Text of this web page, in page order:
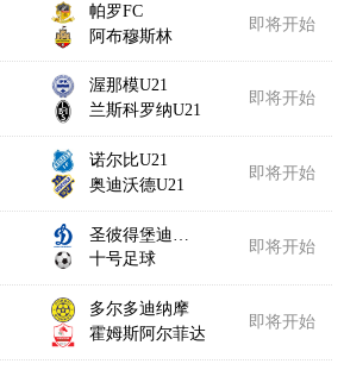
帕罗FC
阿布穆斯林
即将开始
渥那模U21
兰斯科罗纳U21
即将开始
诺尔比U21
奥迪沃德U21
即将开始
圣彼得堡迪纳摩
十号足球
即将开始
多尔多迪纳摩
霍姆斯阿尔菲达
即将开始